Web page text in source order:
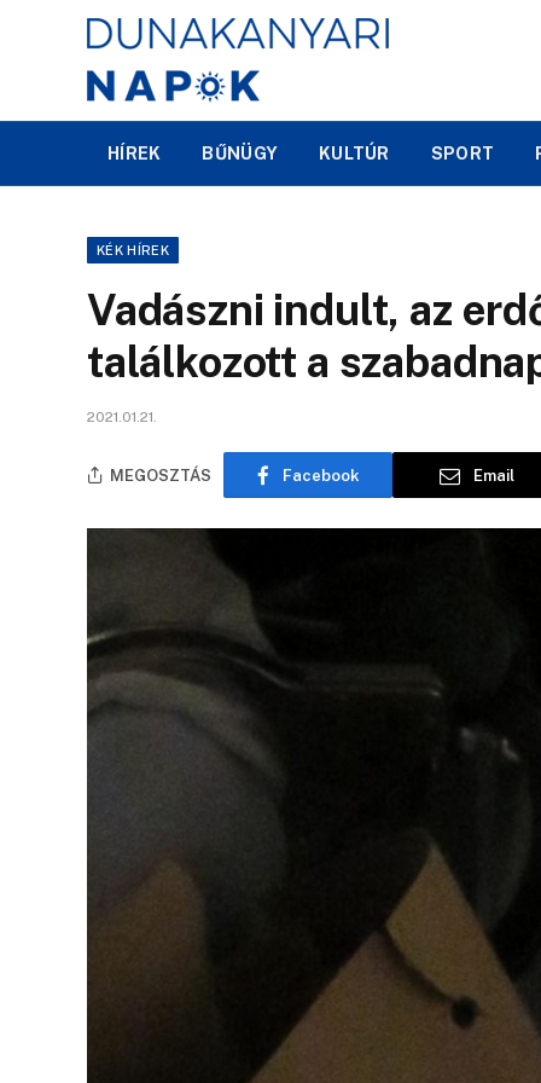
HÍREK BŰNÜGY KULTÚR SPORT
KÉK HÍREK
Vadászni indult, az
találkozott a
2021.01.21.
MEGOSZTÁS Facebook Email